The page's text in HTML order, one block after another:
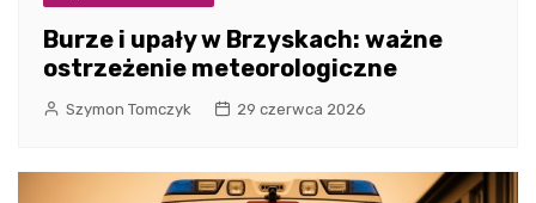
Burze i upały w Brzyskach: ważne
ostrzeżenie meteorologiczne
Szymon Tomczyk 29 czerwca 2026